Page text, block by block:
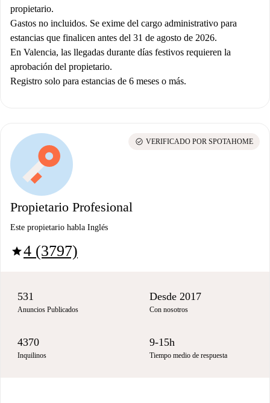
propietario.
Gastos no incluidos. Se exime del cargo administrativo para
estancias que finalicen antes del 31 de agosto de 2026.
En Valencia, las llegadas durante días festivos requieren la
aprobación del propietario.
Registro solo para estancias de 6 meses o más.
Propietario Profesional
Este propietario habla Inglés
star4 (3797)
check_circle VERIFICADO POR SPOTAHOME
531
Anuncios Publicados
Desde 2017
Con nosotros
4370
Inquilinos
9-15h
Tiempo medio de respuesta